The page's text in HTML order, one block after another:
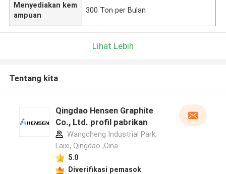
Menyediakan kem
ampuan
300 Ton per Bulan
Lihat Lebih
Tentang kita
Qingdao Hensen Graphite
Co., Ltd. profil pabrikan
Wangcheng Industrial Park,
Laixi, Qingdao ,Cina
5.0
Diverifikasi pemasok